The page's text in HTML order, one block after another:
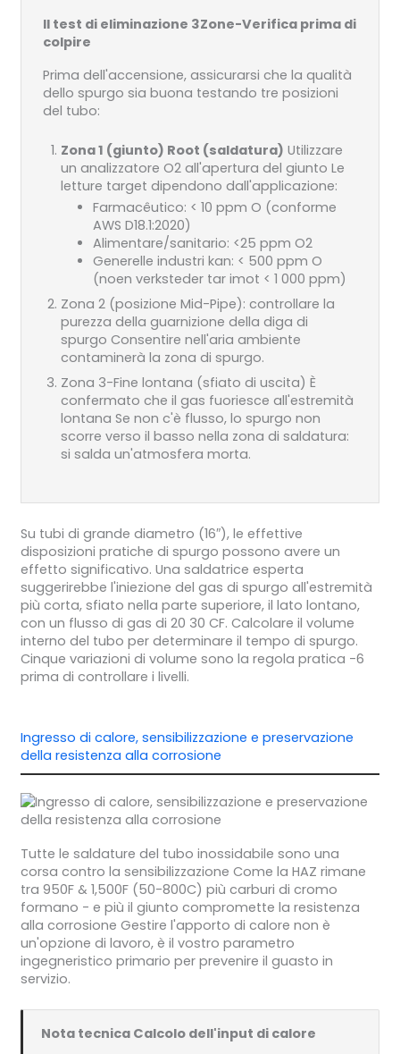
Il test di eliminazione 3Zone-Verifica prima di
colpire
Prima dell'accensione, assicurarsi che la qualità
dello spurgo sia buona testando tre posizioni
del tubo:
Zona 1 (giunto) Root (saldatura) Utilizzare
un analizzatore O2 all'apertura del giunto Le
letture target dipendono dall'applicazione:
Farmacêutico: < 10 ppm O (conforme
AWS D18.1:2020)
Alimentare/sanitario: <25 ppm O2
Generelle industri kan: < 500 ppm O
(noen verksteder tar imot < 1 000 ppm)
Zona 2 (posizione Mid-Pipe): controllare la
purezza della guarnizione della diga di
spurgo Consentire nell'aria ambiente
contaminerà la zona di spurgo.
Zona 3-Fine lontana (sfiato di uscita) È
confermato che il gas fuoriesce all'estremità
lontana Se non c'è flusso, lo spurgo non
scorre verso il basso nella zona di saldatura:
si salda un'atmosfera morta.
Su tubi di grande diametro (16″), le effettive
disposizioni pratiche di spurgo possono avere un
effetto significativo. Una saldatrice esperta
suggerirebbe l'iniezione del gas di spurgo all'estremità
più corta, sfiato nella parte superiore, il lato lontano,
con un flusso di gas di 20 30 CF. Calcolare il volume
interno del tubo per determinare il tempo di spurgo.
Cinque variazioni di volume sono la regola pratica -6
prima di controllare i livelli.
Ingresso di calore, sensibilizzazione e preservazione
della resistenza alla corrosione
Tutte le saldature del tubo inossidabile sono una
corsa contro la sensibilizzazione Come la HAZ rimane
tra 950F & 1,500F (50-800C) più carburi di cromo
formano - e più il giunto compromette la resistenza
alla corrosione Gestire l'apporto di calore non è
un'opzione di lavoro, è il vostro parametro
ingegneristico primario per prevenire il guasto in
servizio.
Nota tecnica Calcolo dell'input di calore